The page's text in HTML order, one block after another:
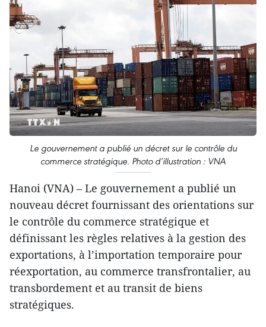
Le gouvernement a publié un décret sur le contrôle du
commerce stratégique. Photo d’illustration : VNA
Hanoi (VNA) – Le gouvernement a publié un
nouveau décret fournissant des orientations sur
le contrôle du commerce stratégique et
définissant les règles relatives à la gestion des
exportations, à l’importation temporaire pour
réexportation, au commerce transfrontalier, au
transbordement et au transit de biens
stratégiques.